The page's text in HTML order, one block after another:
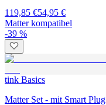
119,85 €54,95 €
Matter kompatibel
-39 %
tink Basics
Matter Set - mit Smart